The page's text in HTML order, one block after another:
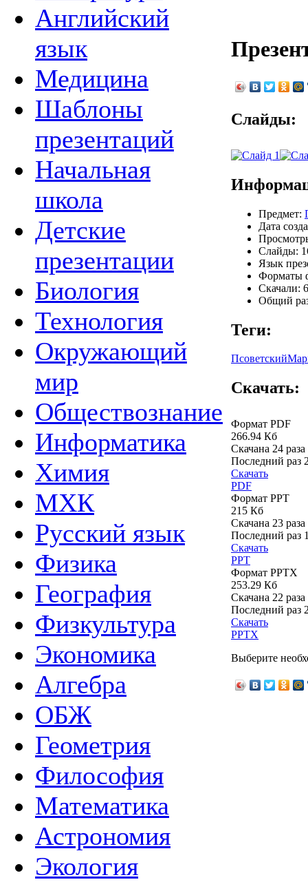
Английский
язык
Медицина
Шаблоны
презентаций
Начальная
школа
Детские
презентации
Биология
Технология
Окружающий
мир
Обществознание
Информатика
Химия
МХК
Русский язык
Физика
География
Физкультура
Экономика
Алгебра
ОБЖ
Геометрия
Философия
Математика
Астрономия
Экология
Слайды:
Предмет:
Дата
Слайды:
Язык
Форматы
Скачали:
Общий
Теги:
Псоветский
Скачать:
Формат PDF
266.94 Кб
Скачана 24 раза
Последний раз
Скачать
PDF
Формат PPT
215 Кб
Скачана 23 раза
Последний раз
Скачать
PPT
Формат PPTX
253.29 Кб
Скачана 22 раза
Последний раз
Скачать
PPTX
Выберите